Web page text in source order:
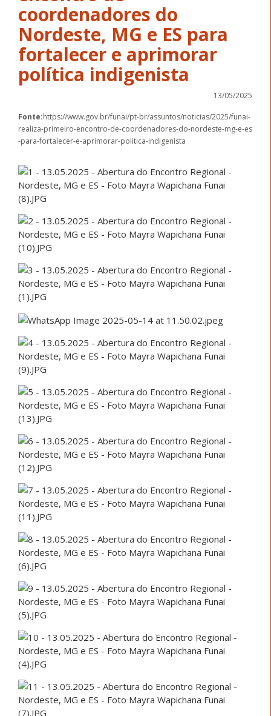
coordenadores do
Nordeste, MG e ES para
fortalecer e aprimorar
política indigenista
13/05/2025
Fonte:https://www.gov.br/funai/pt-br/assuntos/noticias/2025/funai-
realiza-primeiro-encontro-de-coordenadores-do-nordeste-mg-e-es
-para-fortalecer-e-aprimorar-politica-indigenista